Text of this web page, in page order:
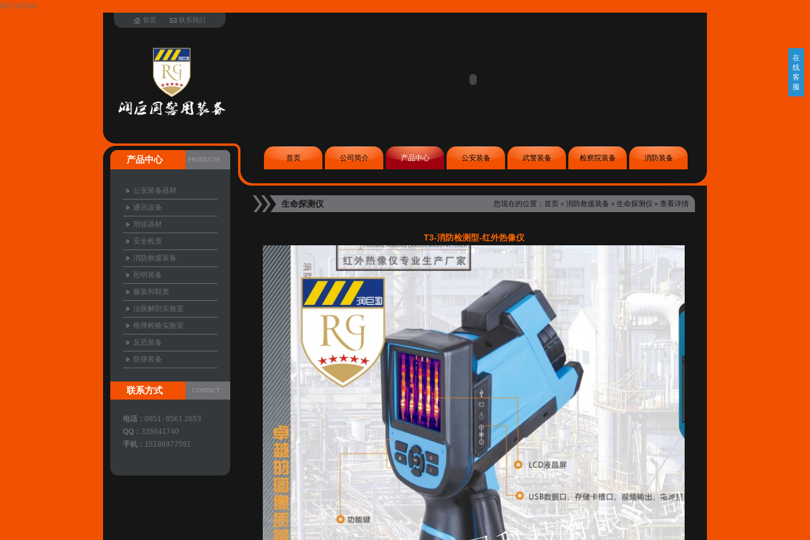
007 007jidi
首页 联系我们
首页 公司简介 产品中心 公安装备 武警装备 检察院装备 消防装备
您现在的位置： 首页 » 消防救援装备 » 生命探测仪 » 查看详情
生命探测仪
T3-消防检测型-红外热像仪
PRODUCTS
产品中心
公安装备器材
通讯设备
刑侦器材
安全检查
消防救援装备
照明装备
服装和鞋类
法医解剖实验室
枪弹检验实验室
反恐装备
防弹装备
CONTACT
联系方式
电话： 0851- 8561 2653
QQ： 335641740
手机： 15186977591
在
线
客
服